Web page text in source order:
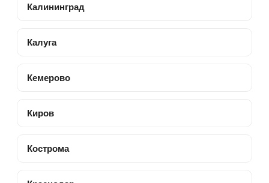
Калининград
Калуга
Кемерово
Киров
Кострома